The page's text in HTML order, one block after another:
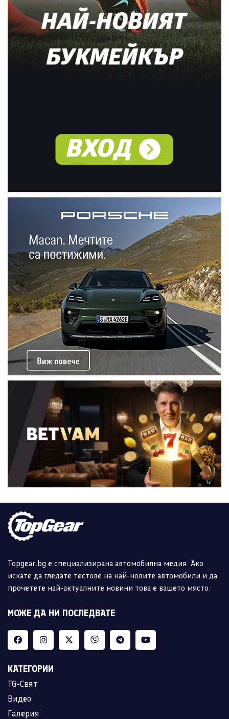
Topgear.bg е специализирана автомобилна медия. Ако
искате да гледате тестове на най-новите автомобили и да
прочетете най-актуалните новини това е вашето място.
МОЖЕ ДА НИ ПОСЛЕДВАТЕ
КАТЕГОРИИ
TG-Свят
Видео
Галерия